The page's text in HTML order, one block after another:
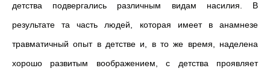
детства подвергались различным видам насилия. В
результате та часть людей, которая имеет в анамнезе
травматичный опыт в детстве и, в то же время, наделена
хорошо развитым воображением, с детства проявляет